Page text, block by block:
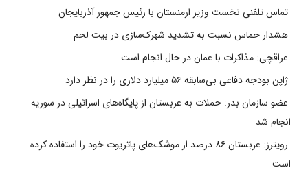
تماس تلفنی نخست وزیر ارمنستان با رئیس جمهور آذربایجان
هشدار حماس نسبت به تشدید شهرک‌سازی در بیت‌ لحم
عراقچی: مذاکرات با عمان در حال انجام است
ژاپن بودجه دفاعی بی‌سابقه ۵۶ میلیارد دلاری را در نظر دارد
عضو سازمان بدر: حملات به عربستان از پایگاه‌های اسرائیلی در سوریه
انجام شد
رویترز: عربستان ۸۶ درصد از موشک‌های پاتریوت خود را استفاده کرده
است